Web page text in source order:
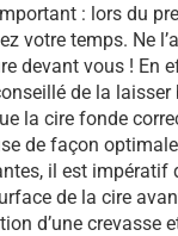
: lors du
votre temps. Ne
devant vous ! En
de la laisser
la cire fonde
de façon
il est impératif
de la cire
d’une crevasse